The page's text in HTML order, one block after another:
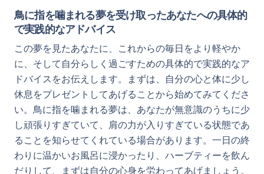
鳥に指を噛まれる夢を受け取ったあなたへの具体的
で実践的なアドバイス
この夢を見たあなたに、これからの毎日をより軽やか
に、そして自分らしく過ごすための具体的で実践的なア
ドバイスをお伝えします。まずは、自分の心と体に少し
休息をプレゼントしてあげることから始めてみてくださ
い。鳥に指を噛まれる夢は、あなたが無意識のうちに少
し頑張りすぎていて、肩の力が入りすぎている状態であ
ることを知らせてくれている場合があります。一日の終
わりに温かいお風呂に浸かったり、ハーブティーを飲ん
だりして、まずは自分の心身を労わってあげましょう。